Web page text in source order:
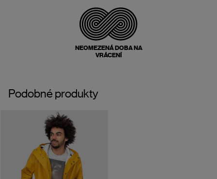
NEOMEZENÁ DOBA NA
VRÁCENÍ
Podobné produkty